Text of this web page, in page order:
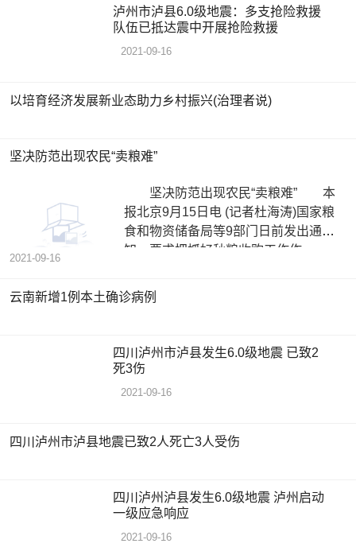
泸州市泸县6.0级地震：多支抢险救援
队伍已抵达震中开展抢险救援
2021-09-16
以培育经济发展新业态助力乡村振兴(治理者说)
坚决防范出现农民“卖粮难”
坚决防范出现农民“卖粮难” 本
报北京9月15日电 (记者杜海涛)国家粮
食和物资储备局等9部门日前发出通
知，要求把抓好秋粮收购工作作
2021-09-16
云南新增1例本土确诊病例
四川泸州市泸县发生6.0级地震 已致2
死3伤
2021-09-16
四川泸州市泸县地震已致2人死亡3人受伤
四川泸州泸县发生6.0级地震 泸州启动
一级应急响应
2021-09-16